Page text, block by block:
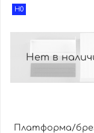
Нет в
H0
Платформа/